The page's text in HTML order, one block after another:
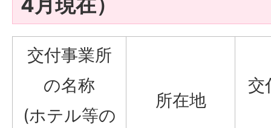
交付事業所
の名称
(ホテル等の
所在地
交